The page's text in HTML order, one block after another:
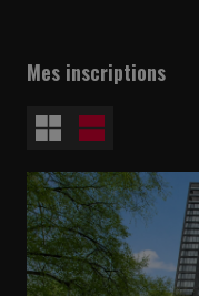
Mes inscriptions